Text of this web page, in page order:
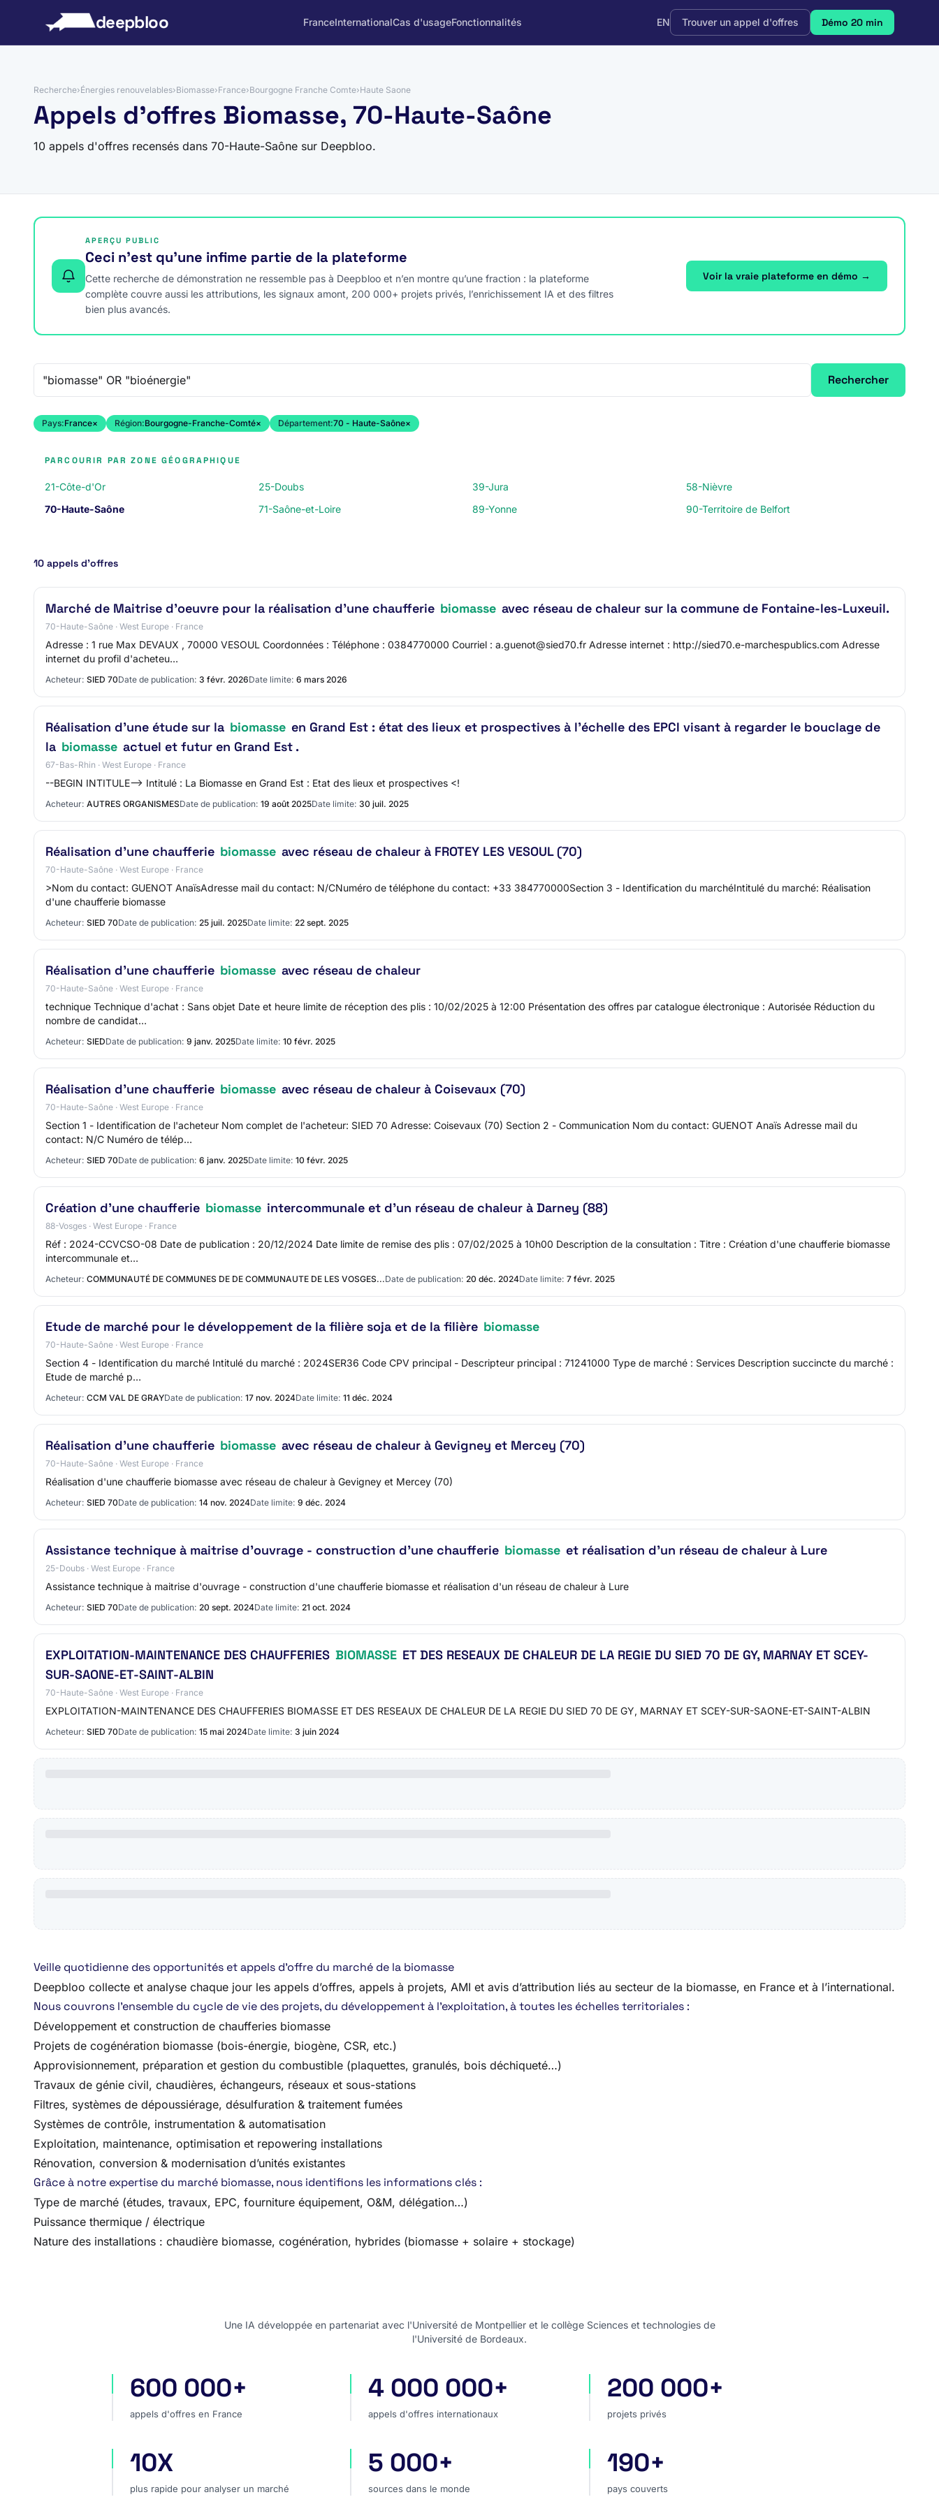
deepbloo FranceInternationalCas d'usageFonctionnalités EN Trouver un appel d'offres Démo 20 min
Recherche›Énergies renouvelables›Biomasse›France›Bourgogne Franche Comte›Haute Saone
Appels d'offres Biomasse, 70-Haute-Saône
10 appels d'offres recensés dans 70-Haute-Saône sur Deepbloo.
APERÇU PUBLIC
Ceci n’est qu’une infime partie de la plateforme
Cette recherche de démonstration ne ressemble pas à Deepbloo et n’en montre qu’une fraction : la plateforme
complète couvre aussi les attributions, les signaux amont, 200 000+ projets privés, l’enrichissement IA et des filtres
bien plus avancés.
Voir la vraie plateforme en démo →
Rechercher
Pays:France× Région:Bourgogne-Franche-Comté× Département:70 - Haute-Saône×
PARCOURIR PAR ZONE GÉOGRAPHIQUE
21-Côte-d'Or 25-Doubs 39-Jura
58-Nièvre
70-Haute-Saône
71-Saône-et-Loire 89-Yonne 90-Territoire de Belfort
10 appels d’offres
Marché de Maitrise d'oeuvre pour la réalisation d'une chaufferie biomasse avec réseau de chaleur sur la commune de Fontaine-les-Luxeuil.
70-Haute-Saône · West Europe · France
Adresse : 1 rue Max DEVAUX , 70000 VESOUL Coordonnées : Téléphone : 0384770000 Courriel : a.guenot@sied70.fr Adresse internet : http://sied70.e-marchespublics.com Adresse
internet du profil d'acheteu…
Acheteur: SIED 70Date de publication: 3 févr. 2026Date limite: 6 mars 2026
Réalisation d’une étude sur la biomasse en Grand Est : état des lieux et prospectives à l'échelle des EPCI visant à regarder le bouclage de
la biomasse actuel et futur en Grand Est .
67-Bas-Rhin · West Europe · France
--BEGIN INTITULE--> Intitulé : La Biomasse en Grand Est : Etat des lieux et prospectives <!
Acheteur: AUTRES ORGANISMESDate de publication: 19 août 2025Date limite: 30 juil. 2025
Réalisation d'une chaufferie biomasse avec réseau de chaleur à FROTEY LES VESOUL (70)
70-Haute-Saône · West Europe · France
>Nom du contact: GUENOT AnaïsAdresse mail du contact: N/CNuméro de téléphone du contact: +33 384770000Section 3 - Identification du marchéIntitulé du marché: Réalisation
d'une chaufferie biomasse
Acheteur: SIED 70Date de publication: 25 juil. 2025Date limite: 22 sept. 2025
Réalisation d'une chaufferie biomasse avec réseau de chaleur
70-Haute-Saône · West Europe · France
technique Technique d'achat : Sans objet Date et heure limite de réception des plis : 10/02/2025 à 12:00 Présentation des offres par catalogue électronique : Autorisée Réduction du
nombre de candidat…
Acheteur: SIEDDate de publication: 9 janv. 2025Date limite: 10 févr. 2025
Réalisation d'une chaufferie biomasse avec réseau de chaleur à Coisevaux (70)
70-Haute-Saône · West Europe · France
Section 1 - Identification de l'acheteur Nom complet de l'acheteur: SIED 70 Adresse: Coisevaux (70) Section 2 - Communication Nom du contact: GUENOT Anaïs Adresse mail du
contact: N/C Numéro de télép…
Acheteur: SIED 70Date de publication: 6 janv. 2025Date limite: 10 févr. 2025
Création d'une chaufferie biomasse intercommunale et d'un réseau de chaleur à Darney (88)
88-Vosges · West Europe · France
Réf : 2024-CCVCSO-08 Date de publication : 20/12/2024 Date limite de remise des plis : 07/02/2025 à 10h00 Description de la consultation : Titre : Création d'une chaufferie biomasse
intercommunale et…
Acheteur: COMMUNAUTÉ DE COMMUNES DE DE COMMUNAUTE DE LES VOSGES...Date de publication: 20 déc. 2024Date limite: 7 févr. 2025
Etude de marché pour le développement de la filière soja et de la filière biomasse
70-Haute-Saône · West Europe · France
Section 4 - Identification du marché Intitulé du marché : 2024SER36 Code CPV principal - Descripteur principal : 71241000 Type de marché : Services Description succincte du marché :
Etude de marché p…
Acheteur: CCM VAL DE GRAYDate de publication: 17 nov. 2024Date limite: 11 déc. 2024
Réalisation d'une chaufferie biomasse avec réseau de chaleur à Gevigney et Mercey (70)
70-Haute-Saône · West Europe · France
Réalisation d'une chaufferie biomasse avec réseau de chaleur à Gevigney et Mercey (70)
Acheteur: SIED 70Date de publication: 14 nov. 2024Date limite: 9 déc. 2024
Assistance technique à maitrise d'ouvrage - construction d'une chaufferie biomasse et réalisation d'un réseau de chaleur à Lure
25-Doubs · West Europe · France
Assistance technique à maitrise d'ouvrage - construction d'une chaufferie biomasse et réalisation d'un réseau de chaleur à Lure
Acheteur: SIED 70Date de publication: 20 sept. 2024Date limite: 21 oct. 2024
EXPLOITATION-MAINTENANCE DES CHAUFFERIES BIOMASSE ET DES RESEAUX DE CHALEUR DE LA REGIE DU SIED 70 DE GY, MARNAY ET SCEY-
SUR-SAONE-ET-SAINT-ALBIN
70-Haute-Saône · West Europe · France
EXPLOITATION-MAINTENANCE DES CHAUFFERIES BIOMASSE ET DES RESEAUX DE CHALEUR DE LA REGIE DU SIED 70 DE GY, MARNAY ET SCEY-SUR-SAONE-ET-SAINT-ALBIN
Acheteur: SIED 70Date de publication: 15 mai 2024Date limite: 3 juin 2024
Veille quotidienne des opportunités et appels d’offre du marché de la biomasse
Deepbloo collecte et analyse chaque jour les appels d’offres, appels à projets, AMI et avis d’attribution liés au secteur de la biomasse, en France et à l’international.
Nous couvrons l’ensemble du cycle de vie des projets, du développement à l’exploitation, à toutes les échelles territoriales :
Développement et construction de chaufferies biomasse
Projets de cogénération biomasse (bois-énergie, biogène, CSR, etc.)
Approvisionnement, préparation et gestion du combustible (plaquettes, granulés, bois déchiqueté…)
Travaux de génie civil, chaudières, échangeurs, réseaux et sous-stations
Filtres, systèmes de dépoussiérage, désulfuration & traitement fumées
Systèmes de contrôle, instrumentation & automatisation
Exploitation, maintenance, optimisation et repowering installations
Rénovation, conversion & modernisation d’unités existantes
Grâce à notre expertise du marché biomasse, nous identifions les informations clés :
Type de marché (études, travaux, EPC, fourniture équipement, O&M, délégation…)
Puissance thermique / électrique
Nature des installations : chaudière biomasse, cogénération, hybrides (biomasse + solaire + stockage)
Une IA développée en partenariat avec l'Université de Montpellier et le collège Sciences et technologies de
l'Université de Bordeaux.
appels d'offres en France
600 000+
appels d'offres en France
appels d'offres internationaux
4 000 000+
appels d'offres internationaux
projets privés
200 000+
projets privés
plus rapide pour analyser un marché
10X
plus rapide pour analyser un marché
sources dans le monde
5 000+
sources dans le monde
pays couverts
190+
pays couverts